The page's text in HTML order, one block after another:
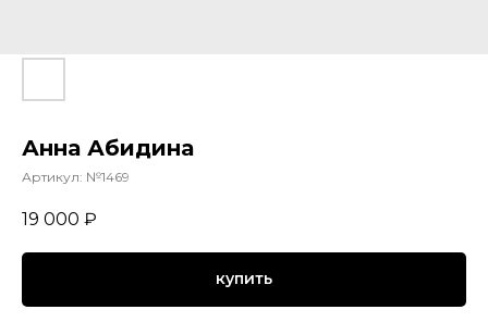
Анна Абидина
Артикул: №1469
19 000 ₽
купить